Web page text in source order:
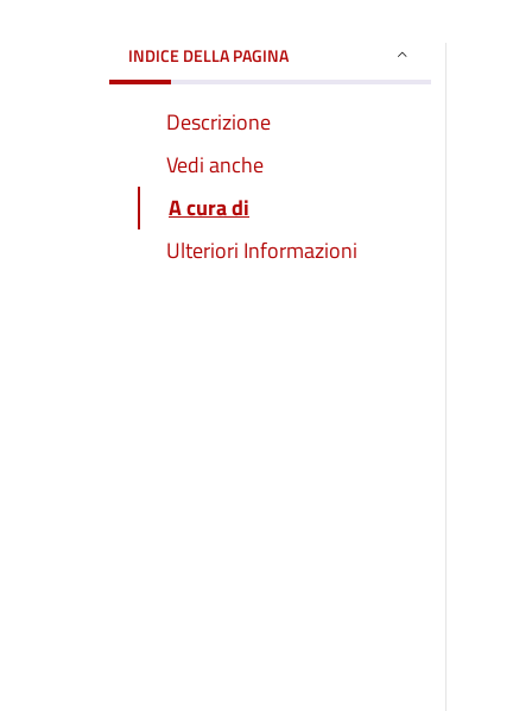
INDICE DELLA PAGINA
Descrizione
Vedi anche
A cura di
Ulteriori Informazioni